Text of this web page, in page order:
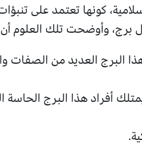
كونها تعتمد على
وأوضحت تلك العلوم أن
هذا البرج العديد من
أفراد هذا البرج